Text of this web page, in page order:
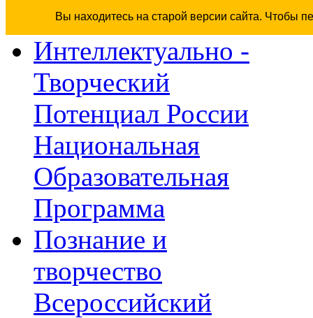
Вы находитесь на старой версии сайта. Чтобы
Интеллектуально -
Творческий
Потенциал России
Национальная
Образовательная
Программа
Познание и
творчество
Всероссийский